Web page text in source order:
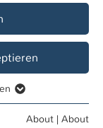
Funktionen
About | About